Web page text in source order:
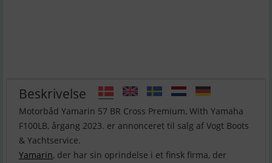
Beskrivelse
Motorbåd Yamarin 57 BR Cross Premium, With Yamaha
F100LB, årgang 2023. er annonceret til salg af Vogt Boots
Yamarin, der har sin oprindelse i et finsk firma, der